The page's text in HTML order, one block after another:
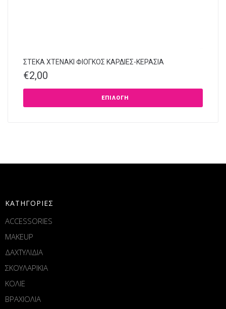
ΣΤΕΚΑ XTENAKI ΦΙΟΓΚΟΣ ΚΑΡΔΙΕΣ-ΚΕΡΑΣΙΑ
€2,00
ΕΠΙΛΟΓΉ
ΚΑΤΗΓΟΡΙΕΣ
ACCESSORIES
MAKEUP
ΔΑΧΤΥΛΙΔΙΑ
ΣΚΟΥΛΑΡΙΚΙΑ
ΚΟΛΙΕ
ΒΡΑΧΙΟΛΙΑ